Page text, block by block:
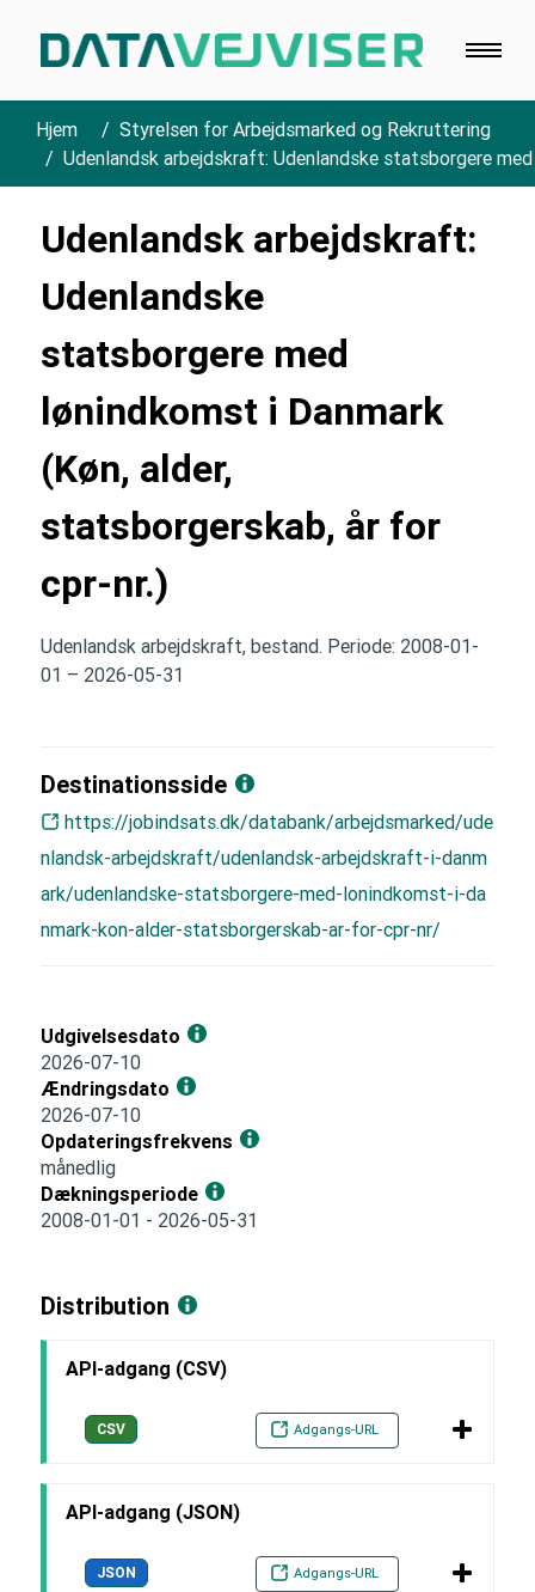
Hjem
Styrelsen for Arbejdsmarked og Rekruttering
Udenlandsk arbejdskraft: Udenlandske statsborgere
Udenlandsk arbejdskraft:
Udenlandske
statsborgere med
lønindkomst i Danmark
(Køn, alder,
statsborgerskab, år for
cpr-nr.)
Udenlandsk arbejdskraft, bestand. Periode: 2008-01-
01 – 2026-05-31
Destinationsside
https://jobindsats.dk/databank/arbejdsmarked/ude
nlandsk-arbejdskraft/udenlandsk-arbejdskraft-i-danm
ark/udenlandske-statsborgere-med-lonindkomst-i-da
nmark-kon-alder-statsborgerskab-ar-for-cpr-nr/
Udgivelsesdato
2026-07-10
Ændringsdato
2026-07-10
Opdateringsfrekvens
månedlig
Dækningsperiode
2008-01-01 - 2026-05-31
Distribution
API-adgang (CSV)
CSV Adgangs-URL
API-adgang (JSON)
JSON Adgangs-URL